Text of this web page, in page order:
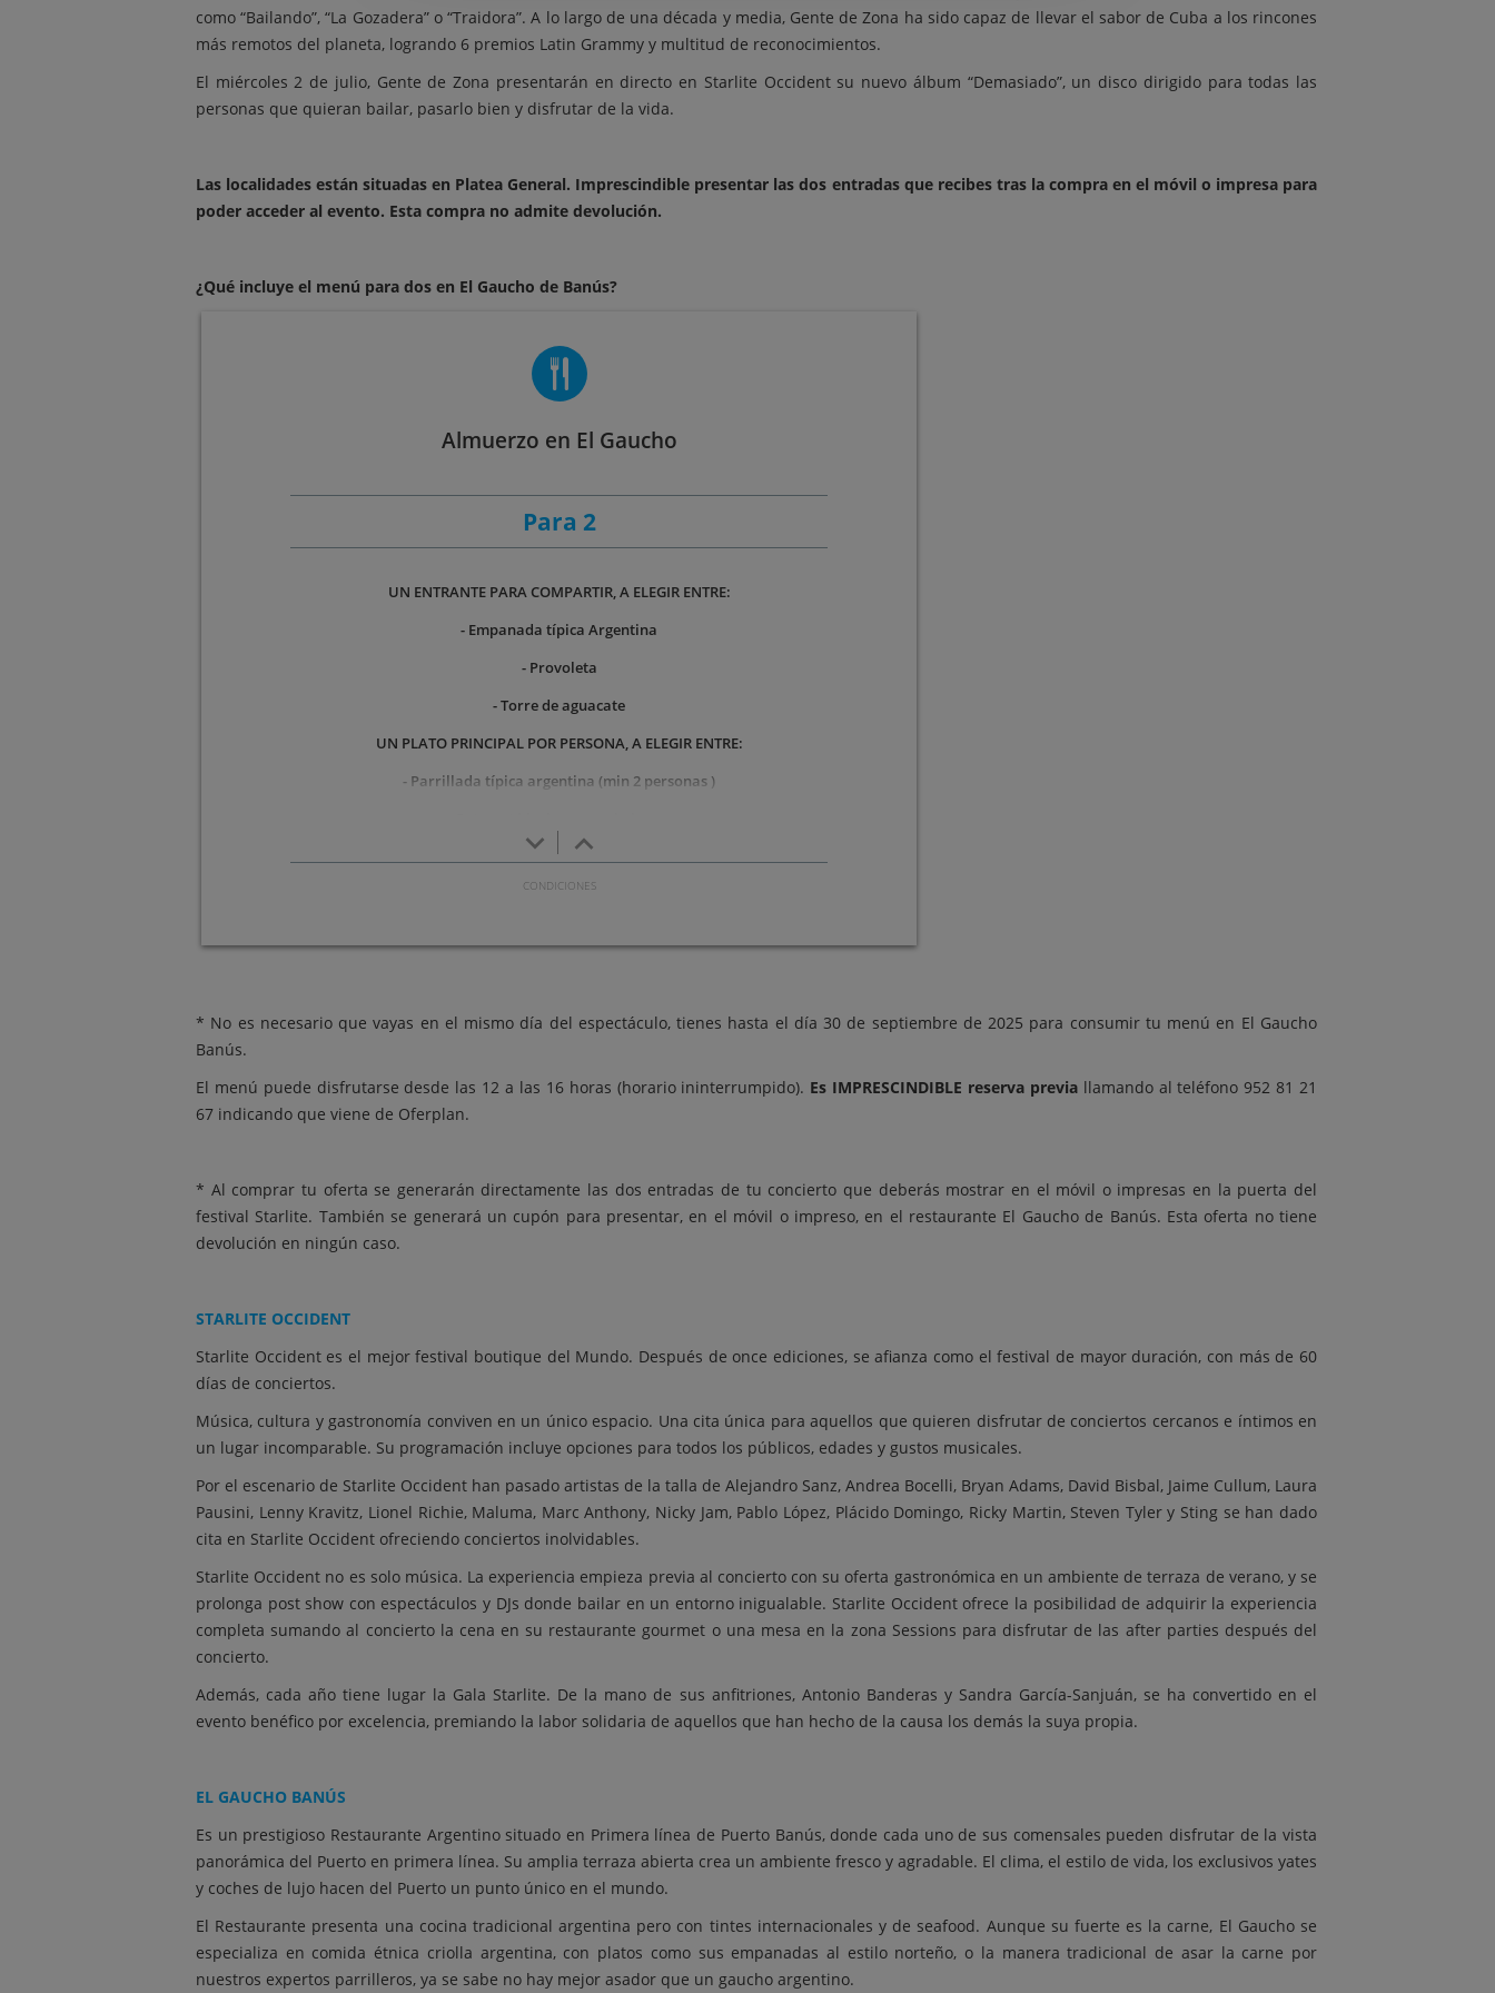
como “Bailando”, “La Gozadera” o “Traidora”. A lo largo de una década y media, Gente de Zona ha sido capaz de llevar el sabor de Cuba a los rincones
más remotos del planeta, logrando 6 premios Latin Grammy y multitud de reconocimientos.
El miércoles 2 de julio, Gente de Zona presentarán en directo en Starlite Occident su nuevo álbum “Demasiado”, un disco dirigido para todas las
personas que quieran bailar, pasarlo bien y disfrutar de la vida.
Las localidades están situadas en Platea General. Imprescindible presentar las dos entradas que recibes tras la compra en el móvil o impresa para
poder acceder al evento. Esta compra no admite devolución.
¿Qué incluye el menú para dos en El Gaucho de Banús?
Almuerzo en El Gaucho
Para 2
UN ENTRANTE PARA COMPARTIR, A ELEGIR ENTRE:
- Empanada típica Argentina
- Provoleta
- Torre de aguacate
UN PLATO PRINCIPAL POR PERSONA, A ELEGIR ENTRE:
- Parrillada típica argentina (min 2 personas )
- Lasaña de espinacas
UN POSTRE A COMPARTIR:
- Refresco
keyboard_arrow_down keyboard_arrow_up
* No es necesario que vayas en el mismo día del espectáculo, tienes hasta el día 30 de septiembre de 2025 para consumir tu menú en El Gaucho
Banús.
El menú puede disfrutarse desde las 12 a las 16 horas (horario ininterrumpido). Es IMPRESCINDIBLE reserva previallamando al teléfono 952 81 21
67 indicando que viene de Oferplan.
* Al comprar tu oferta se generarán directamente las dos entradas de tu concierto que deberás mostrar en el móvil o impresas en la puerta del
festival Starlite. También se generará un cupón para presentar, en el móvil o impreso, en el restaurante El Gaucho de Banús. Esta oferta no tiene
devolución en ningún caso.
STARLITE OCCIDENT
Starlite Occident es el mejor festival boutique del Mundo. Después de once ediciones, se afianza como el festival de mayor duración, con más de 60
días de conciertos.
Música, cultura y gastronomía conviven en un único espacio. Una cita única para aquellos que quieren disfrutar de conciertos cercanos e íntimos en
un lugar incomparable. Su programación incluye opciones para todos los públicos, edades y gustos musicales.
Por el escenario de Starlite Occident han pasado artistas de la talla de Alejandro Sanz, Andrea Bocelli, Bryan Adams, David Bisbal, Jaime Cullum, Laura
Pausini, Lenny Kravitz, Lionel Richie, Maluma, Marc Anthony, Nicky Jam, Pablo López, Plácido Domingo, Ricky Martin, Steven Tyler y Sting se han dado
cita en Starlite Occident ofreciendo conciertos inolvidables.
Starlite Occident no es solo música. La experiencia empieza previa al concierto con su oferta gastronómica en un ambiente de terraza de verano, y se
prolonga post show con espectáculos y DJs donde bailar en un entorno inigualable. Starlite Occident ofrece la posibilidad de adquirir la experiencia
completa sumando al concierto la cena en su restaurante gourmet o una mesa en la zona Sessions para disfrutar de las after parties después del
concierto.
Además, cada año tiene lugar la Gala Starlite. De la mano de sus anfitriones, Antonio Banderas y Sandra García-Sanjuán, se ha convertido en el
evento benéfico por excelencia, premiando la labor solidaria de aquellos que han hecho de la causa los demás la suya propia.
EL GAUCHO BANÚS
Es un prestigioso Restaurante Argentino situado en Primera línea de Puerto Banús, donde cada uno de sus comensales pueden disfrutar de la vista
panorámica del Puerto en primera línea. Su amplia terraza abierta crea un ambiente fresco y agradable. El clima, el estilo de vida, los exclusivos yates
y coches de lujo hacen del Puerto un punto único en el mundo.
El Restaurante presenta una cocina tradicional argentina pero con tintes internacionales y de seafood. Aunque su fuerte es la carne, El Gaucho se
especializa en comida étnica criolla argentina, con platos como sus empanadas al estilo norteño, o la manera tradicional de asar la carne por
nuestros expertos parrilleros, ya se sabe no hay mejor asador que un gaucho argentino.